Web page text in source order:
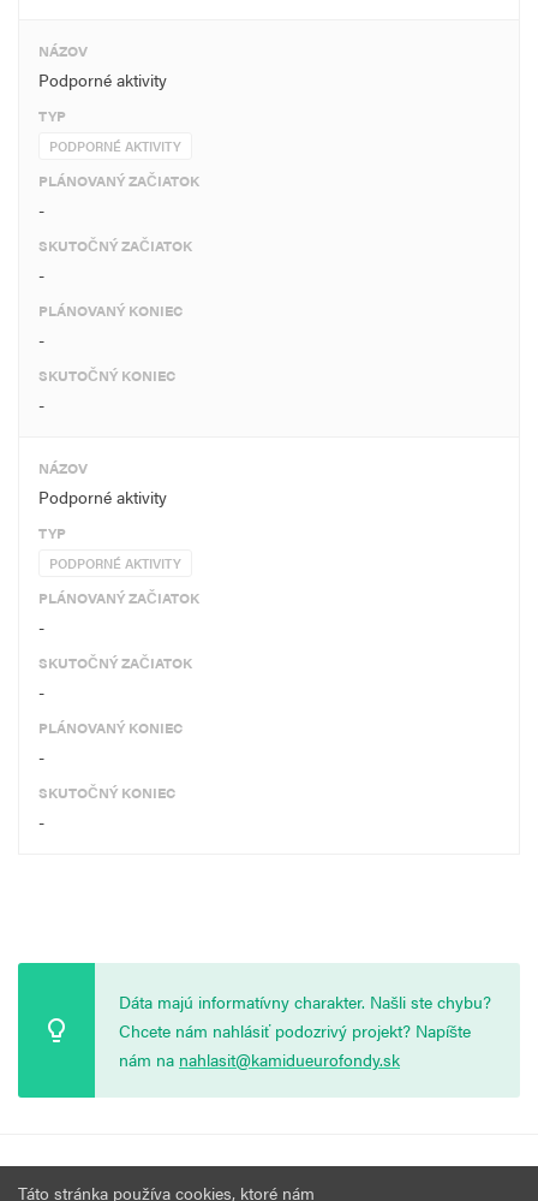
NÁZOV
Podporné aktivity
TYP
PODPORNÉ AKTIVITY
PLÁNOVANÝ ZAČIATOK
-
SKUTOČNÝ ZAČIATOK
-
PLÁNOVANÝ KONIEC
-
SKUTOČNÝ KONIEC
-
NÁZOV
Podporné aktivity
TYP
PODPORNÉ AKTIVITY
PLÁNOVANÝ ZAČIATOK
-
SKUTOČNÝ ZAČIATOK
-
PLÁNOVANÝ KONIEC
-
SKUTOČNÝ KONIEC
-
Dáta majú informatívny charakter. Našli ste chybu?
Chcete nám nahlásiť podozrivý projekt? Napíšte
nám na nahlasit@kamidueurofondy.sk
Táto stránka používa cookies, ktoré nám